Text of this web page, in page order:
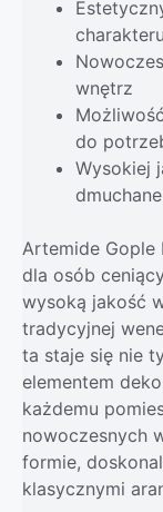
charakteru
wnętrz
do
Wysokiej
dmuchane
Artemide Gople
dla osób
wysoką jakość
tradycyjnej
ta staje się nie
elementem
każdemu
nowoczesnych
formie,
klasycznymi